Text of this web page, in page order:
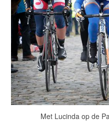
Met Lucinda op de